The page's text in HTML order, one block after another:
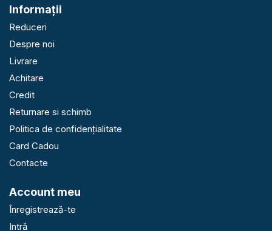
Informaţii
Reduceri
Despre noi
Livrare
Achitare
Credit
Returnare si schimb
Politica de confidențialitate
Card Cadou
Contacte
Account meu
Înregistrează-te
Intră